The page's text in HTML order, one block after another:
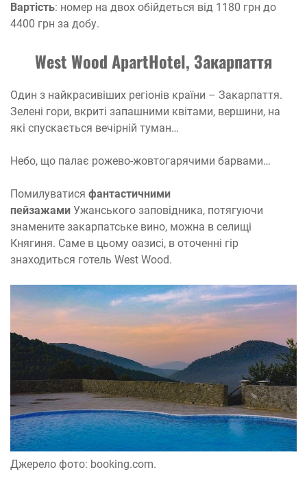
Вартість: номер на двох обійдеться від 1180 грн до
4400 грн за добу.
West Wood ApartHotel, Закарпаття
Один з найкрасивіших регіонів країни – Закарпаття.
Зелені гори, вкриті запашними квітами, вершини, на
які спускається вечірній туман…
Небо, що палає рожево-жовтогарячими барвами…
Помилуватися фантастичними
пейзажами Ужанського заповідника, потягуючи
знамените закарпатське вино, можна в селищі
Княгиня. Саме в цьому оазисі, в оточенні гір
знаходиться готель West Wood.
Джерело фото: booking.com.